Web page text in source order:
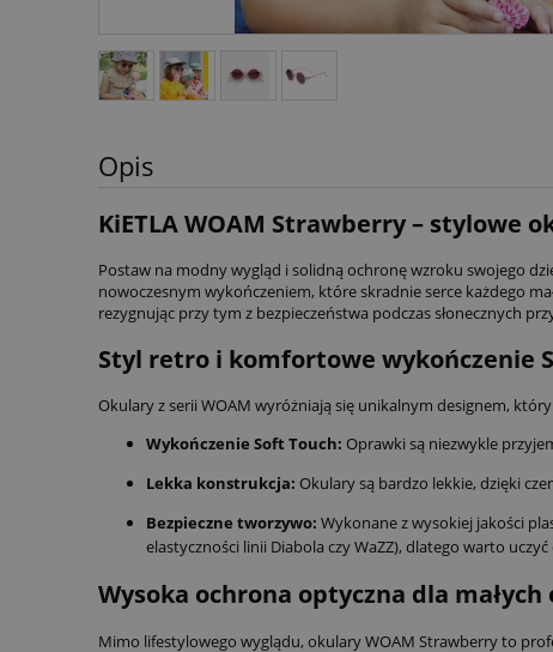
Opis
KiETLA WOAM Strawberry – stylowe
Postaw na modny wygląd i solidną ochronę wzroku swojego
nowoczesnym wykończeniem, które skradnie serce każdego
rezygnując przy tym z bezpieczeństwa podczas słonecznych
Styl retro i komfortowe wykończenie
Okulary z serii WOAM wyróżniają się unikalnym designem,
Wykończenie Soft Touch: Oprawki są niezwykle
Lekka konstrukcja: Okulary są bardzo lekkie, dzięki
Bezpieczne tworzywo: Wykonane z wysokiej jakości
elastyczności linii Diabola czy WaZZ), dlatego warto
Wysoka ochrona optyczna dla
Mimo lifestylowego wyglądu, okulary WOAM Strawberry to